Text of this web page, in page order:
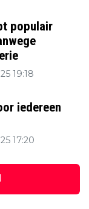
populair
19:18
iedereen
17:20